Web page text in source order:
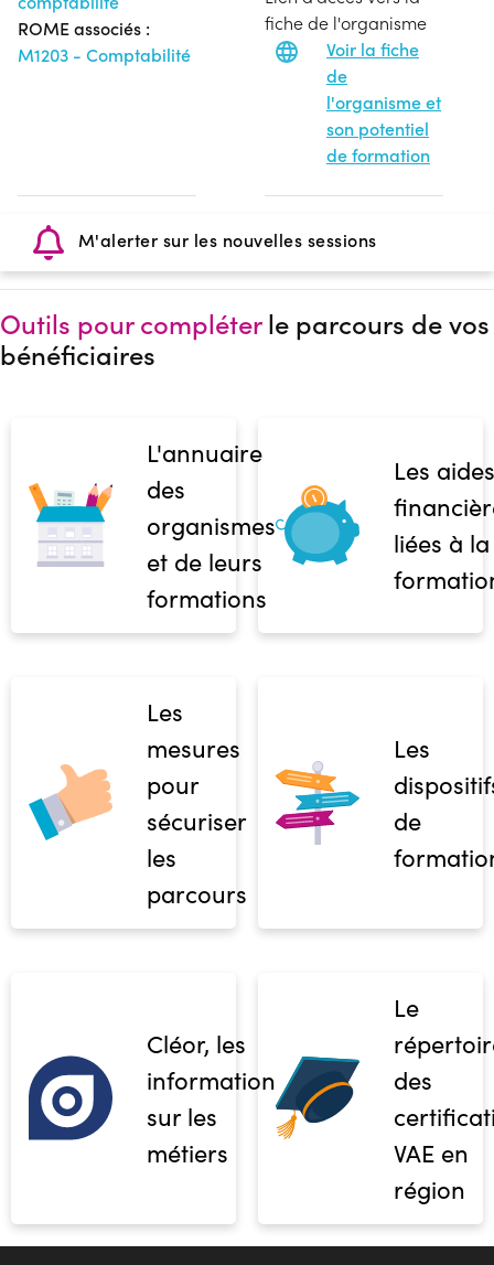
ROME associés :
M1203 - Comptabilité
fiche de l'organisme
Voir la fiche
de
l'organisme et
son potentiel
de formation
M'alerter sur les nouvelles sessions
Outils pour compléterle parcours de vos
bénéficiaires
L'annuaire
des
organismes
et de leurs
formations
Les aides
liées à la
Les
mesures
pour
sécuriser
les
parcours
Les
de
Cléor, les
informations
sur les
métiers
Le
des
VAE en
région